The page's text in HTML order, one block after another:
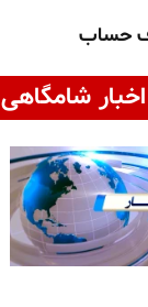
حساب
شامگاهی